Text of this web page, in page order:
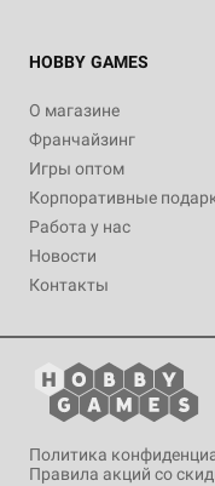
HOBBY GAMES
О магазине
Франчайзинг
Игры оптом
Корпоративные
Работа у нас
Новости
Контакты
Политика
Правила акций со